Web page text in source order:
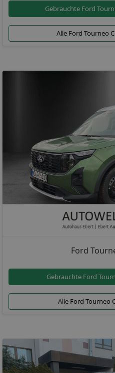
Gebrauchte Ford
Alle Ford Tourneo
Ford
Gebrauchte Ford
Alle Ford Tourneo